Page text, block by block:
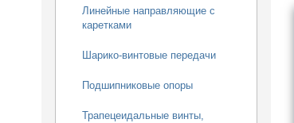
Линейные направляющие с
каретками
Шарико-винтовые передачи
Подшипниковые опоры
Трапецеидальные винты,